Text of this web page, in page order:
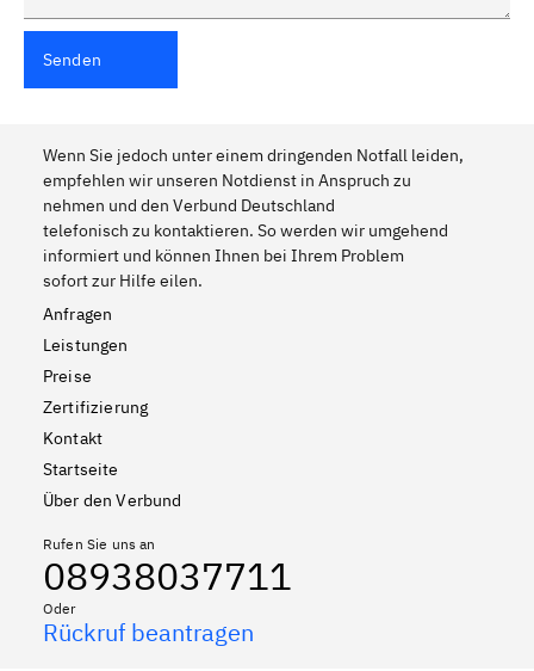
Senden
Wenn Sie jedoch unter einem dringenden Notfall leiden,
empfehlen wir unseren Notdienst in Anspruch zu
nehmen und den Verbund Deutschland
telefonisch zu kontaktieren. So werden wir umgehend
informiert und können Ihnen bei Ihrem Problem
sofort zur Hilfe eilen.
Anfragen
Leistungen
Preise
Zertifizierung
Kontakt
Startseite
Über den Verbund
Rufen Sie uns an
08938037711
Oder
Rückruf beantragen